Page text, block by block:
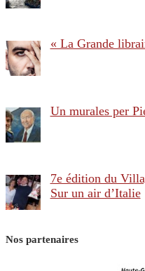
« La Grande
Un murales per
7e édition du
Sur un air d’Italie
Nos partenaires